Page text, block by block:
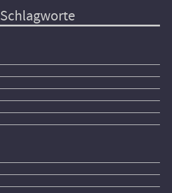
Schlagworte